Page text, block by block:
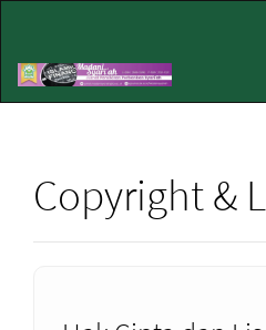
Content
Sidebar
Copyright &